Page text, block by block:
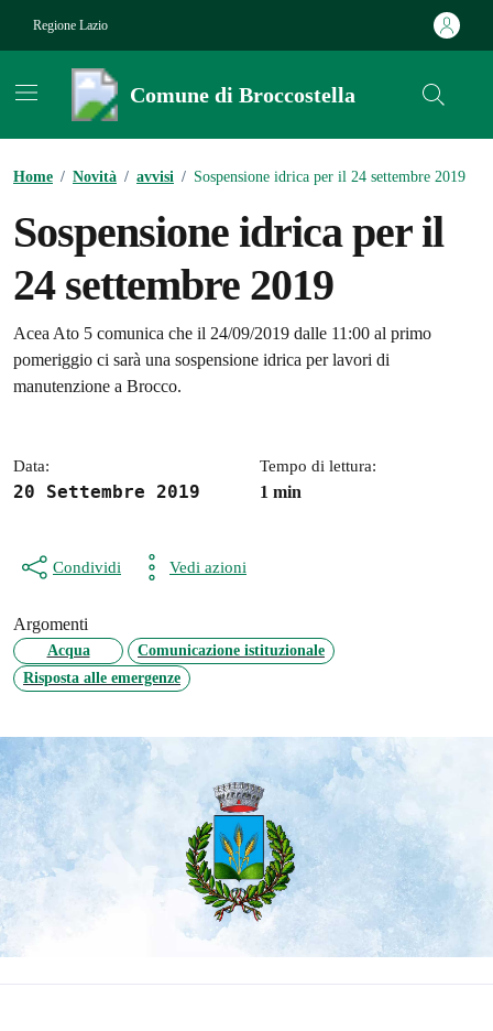
Regione Lazio
Comune di Broccostella
Home / Novità / avvisi / Sospensione idrica per il 24 settembre 2019
Sospensione idrica per il
24 settembre 2019
Dettagli della notizia
Acea Ato 5 comunica che il 24/09/2019 dalle 11:00 al primo
pomeriggio ci sarà una sospensione idrica per lavori di
manutenzione a Brocco.
Data:
20 Settembre 2019
Tempo di lettura:
1 min
Condividi Vedi azioni
Argomenti
Acqua
Comunicazione istituzionale
Risposta alle emergenze